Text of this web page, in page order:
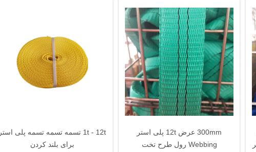
300mm عرض 12t پلی استر
Webbing رول طرح تخت
1t - 12t تسمه تسمه تسمه پلی استر
برای بلند کردن